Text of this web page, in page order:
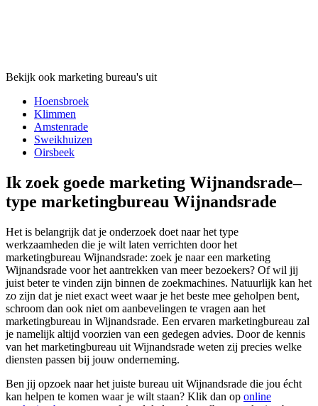
Bekijk ook marketing bureau's uit
Hoensbroek
Klimmen
Amstenrade
Sweikhuizen
Oirsbeek
Ik zoek goede marketing Wijnandsrade–
type marketingbureau Wijnandsrade
Het is belangrijk dat je onderzoek doet naar het type
werkzaamheden die je wilt laten verrichten door het
marketingbureau Wijnandsrade: zoek je naar een marketing
Wijnandsrade voor het aantrekken van meer bezoekers? Of wil jij
juist beter te vinden zijn binnen de zoekmachines. Natuurlijk kan het
zo zijn dat je niet exact weet waar je het beste mee geholpen bent,
schroom dan ook niet om aanbevelingen te vragen aan het
marketingbureau in Wijnandsrade. Een ervaren marketingbureau zal
je namelijk altijd voorzien van een gedegen advies. Door de kennis
van het marketingbureau uit Wijnandsrade weten zij precies welke
diensten passen bij jouw onderneming.
Ben jij opzoek naar het juiste bureau uit Wijnandsrade die jou écht
kan helpen te komen waar je wilt staan? Klik dan op online